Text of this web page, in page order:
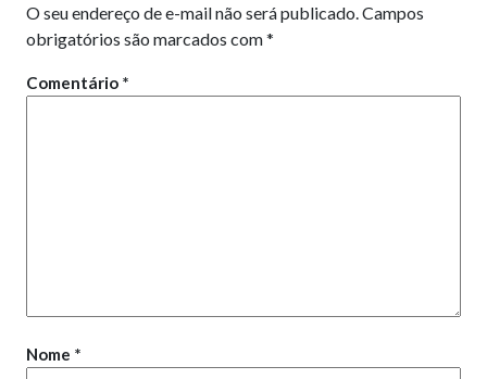
O seu endereço de e-mail não será publicado.Campos
obrigatórios são marcados com*
Comentário *
Nome *